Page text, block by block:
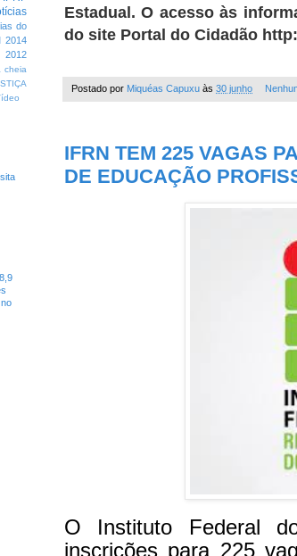
Estadual. O acesso às
do site Portal do Cidadão
Postado por Miquéas Capuxu às 30 junho
IFRN TEM 225 VAGAS
DE EDUCAÇÃO
O Instituto Federal
inscrições para 225
do
2014
2012
cheia